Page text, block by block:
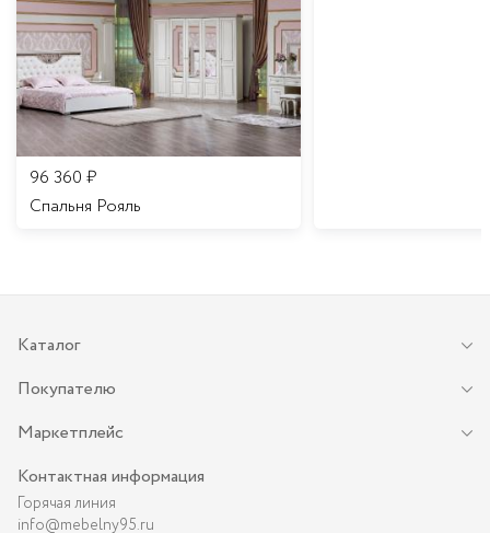
96 360 ₽
Спальня Рояль
Каталог
Покупателю
Маркетплейс
Контактная информация
Горячая линия
info@mebelny95.ru